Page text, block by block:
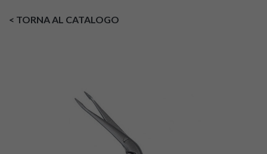
< TORNA AL CATALOGO